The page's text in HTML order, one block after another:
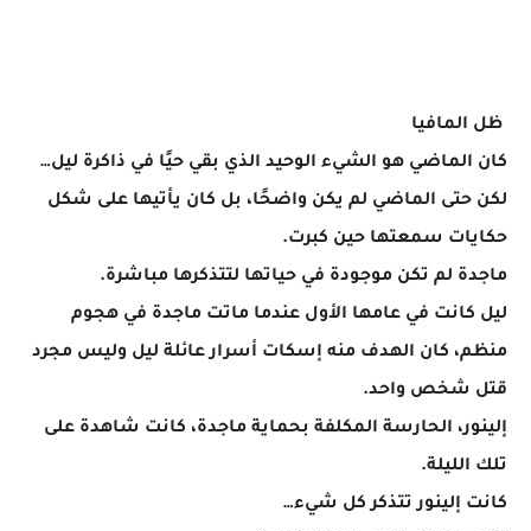
ظل المافيا
كان الماضي هو الشيء الوحيد الذي بقي حيًا في ذاكرة ليل…
لكن حتى الماضي لم يكن واضحًا، بل كان يأتيها على شكل
حكايات سمعتها حين كبرت.
ماجدة لم تكن موجودة في حياتها لتتذكرها مباشرة.
ليل كانت في عامها الأول عندما ماتت ماجدة في هجوم
منظم، كان الهدف منه إسكات أسرار عائلة ليل وليس مجرد
قتل شخص واحد.
إلينور، الحارسة المكلفة بحماية ماجدة، كانت شاهدة على
تلك الليلة.
كانت إلينور تتذكر كل شيء…